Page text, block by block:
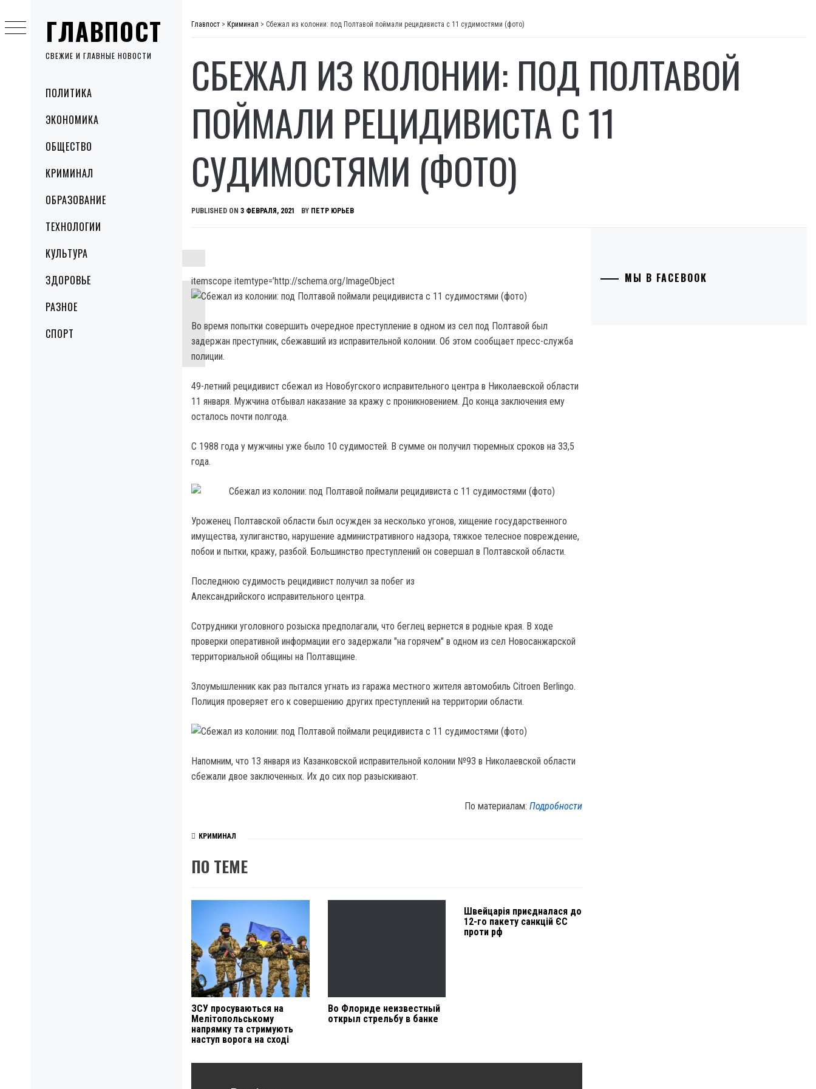
ГЛАВПОСТ
СВЕЖИЕ И ГЛАВНЫЕ НОВОСТИ
MenuПОЛИТИКА
ЭКОНОМИКА
ОБЩЕСТВО
КРИМИНАЛ
ОБРАЗОВАНИЕ
ТЕХНОЛОГИИ
КУЛЬТУРА
ЗДОРОВЬЕ
РАЗНОЕ
СПОРТ
to
content
Главпост > Криминал > Сбежал из колонии: под Полтавой поймали рецидивиста с 11 судимостями (фото)
СБЕЖАЛ ИЗ КОЛОНИИ: ПОД ПОЛТАВОЙ
ПОЙМАЛИ РЕЦИДИВИСТА С 11
СУДИМОСТЯМИ (ФОТО)
PUBLISHED ON 3 ФЕВРАЛЯ, 2021 BY ПЕТР ЮРЬЕВ
itemscope itemtype=’http://schema.org/ImageObject
Во время попытки совершить очередное преступление в одном из сел под Полтавой был
задержан преступник, сбежавший из исправительной колонии. Об этом сообщает пресс-служба
полиции.
49-летний рецидивист сбежал из Новобугского исправительного центра в Николаевской области
11 января. Мужчина отбывал наказание за кражу с проникновением. До конца заключения ему
осталось почти полгода.
С 1988 года у мужчины уже было 10 судимостей. В сумме он получил тюремных сроков на 33,5
года.
Уроженец Полтавской области был осужден за несколько угонов, хищение государственного
имущества, хулиганство, нарушение административного надзора, тяжкое телесное повреждение,
побои и пытки, кражу, разбой. Большинство преступлений он совершал в Полтавской области.
Последнюю судимость рецидивист получил за побег из
Александрийского исправительного центра.
Сотрудники уголовного розыска предполагали, что беглец вернется в родные края. В ходе
проверки оперативной информации его задержали "на горячем" в одном из сел Новосанжарской
территориальной общины на Полтавщине.
Злоумышленник как раз пытался угнать из гаража местного жителя автомобиль Citroen Berlingo.
Полиция проверяет его к совершению других преступлений на территории области.
Напомним, что 13 января из Казанковской исправительной колонии №93 в Николаевской области
сбежали двое заключенных. Их до сих пор разыскивают.
По материалам:Подробности
КРИМИНАЛ
ПО ТЕМЕ
ЗСУ просуваються на
Мелітопольському
напрямку та стримують
наступ ворога на сході
Во Флориде неизвестный
открыл стрельбу в банке
Швейцарія приєдналася до
12-го пакету санкцій ЄС
проти рф
Навигация
МЫ В FACEBOOK